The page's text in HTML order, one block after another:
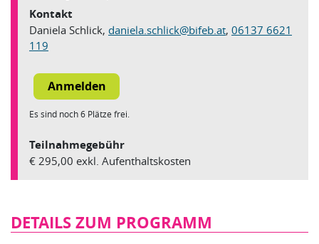
Kontakt
Daniela Schlick, daniela.schlick@bifeb.at, 06137 6621
119
Es sind noch 6 Plätze frei.
Teilnahmegebühr
€ 295,00 exkl. Aufenthaltskosten
DETAILS ZUM PROGRAMM